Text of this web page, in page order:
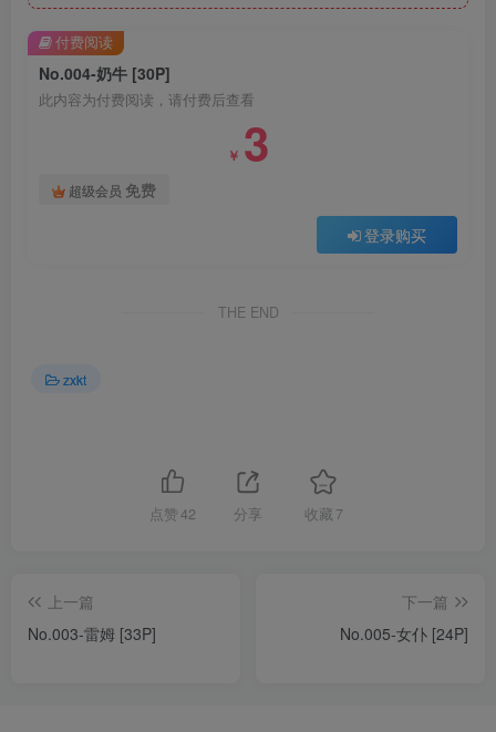
No.004-奶牛 [30P]
此内容为付费阅读，请付费后查看
￥ 3
超级会员 免费
登录购买
付费阅读
THE END
zxkt
点赞 42 分享 收藏 7
上一篇
No.003-雷姆 [33P]
下一篇
No.005-女仆 [24P]